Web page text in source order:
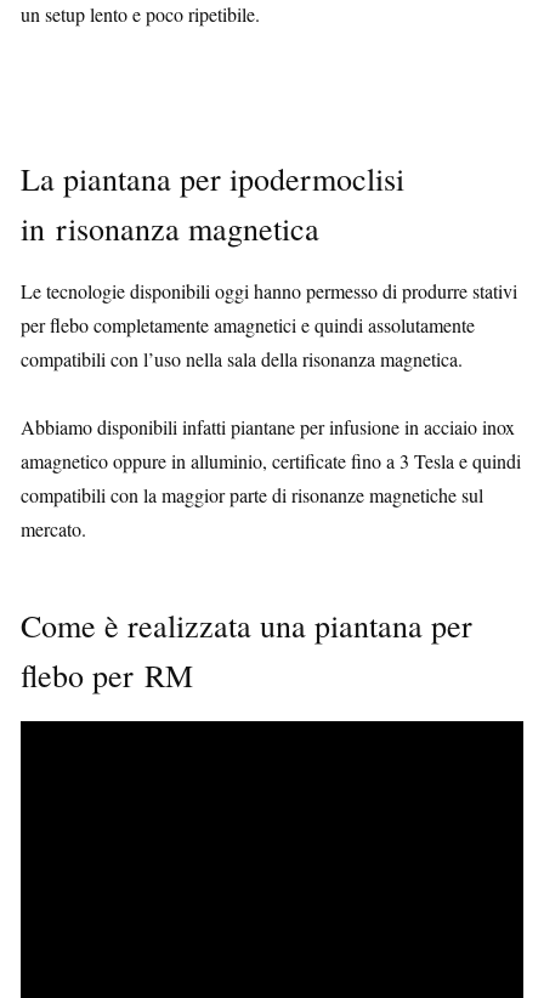
un setup lento e poco ripetibile.
La piantana per ipodermoclisi
in risonanza magnetica
Le tecnologie disponibili oggi hanno permesso di produrre stativi
per flebo completamente amagnetici e quindi assolutamente
compatibili con l’uso nella sala della risonanza magnetica.
Abbiamo disponibili infatti piantane per infusione in acciaio inox
amagnetico oppure in alluminio, certificate fino a 3 Tesla e quindi
compatibili con la maggior parte di risonanze magnetiche sul
mercato.
Come è realizzata una piantana per
flebo per RM